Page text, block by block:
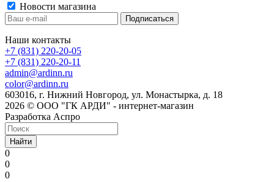
Новости магазина
Наши контакты
+7 (831) 220-20-05
+7 (831) 220-20-11
admin@ardinn.ru
color@ardinn.ru
603016, г. Нижний Новгород, ул. Монастырка, д. 18
2026 © ООО "ГК АРДИ" - интернет-магазин
Разработка Аспро
Найти
0
0
0